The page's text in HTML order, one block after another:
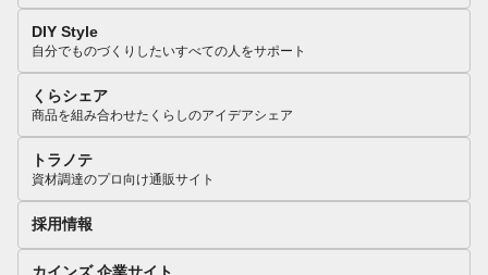
DIY Style
自分でものづくりしたいすべての人をサポート
くらシェア
商品を組み合わせたくらしのアイデアシェア
トラノテ
資材調達のプロ向け通販サイト
採用情報